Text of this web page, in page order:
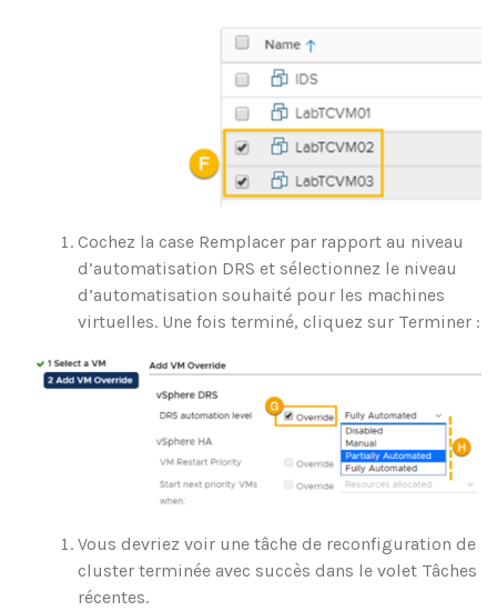
Cochez la case Remplacer par rapport au niveau
d’automatisation DRS et sélectionnez le niveau
d’automatisation souhaité pour les machines
virtuelles. Une fois terminé, cliquez sur Terminer :
Vous devriez voir une tâche de reconfiguration de
cluster terminée avec succès dans le volet Tâches
récentes.